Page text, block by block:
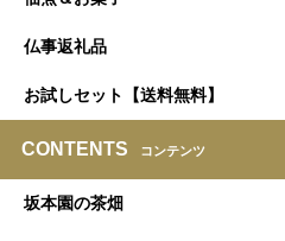
仏事返礼品
お試しセット【送料無料】
CONTENTS コンテンツ
坂本園の茶畑